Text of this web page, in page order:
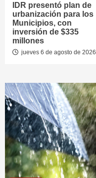
IDR presentó plan de
urbanización para los
Municipios, con
inversión de $335
millones
jueves 6 de agosto de 2026